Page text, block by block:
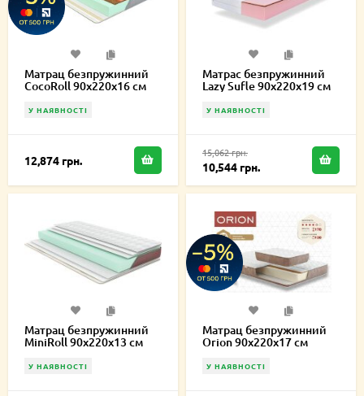
Матрац безпружинний
CocoRoll 90х220х16 см
У НАЯВНОСТІ
12,874 грн.
Матрас безпружинний
Lazy Sufle 90х220х19 см
У НАЯВНОСТІ
15,062 грн.
10,544 грн.
Матрац безпружинний
MiniRoll 90х220х13 см
У НАЯВНОСТІ
Матрац безпружинний
Orion 90х220х17 см
У НАЯВНОСТІ